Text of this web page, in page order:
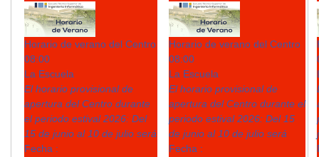
Horario de verano del Centro
08:00
La Escuela
El horario provisional de
apertura del Centro durante
el periodo estival 2026: Del
15 de junio al 10 de julio será
Fecha :
Horario de verano del Centro
08:00
La Escuela
El horario provisional de
apertura del Centro durante el
periodo estival 2026: Del 15
de junio al 10 de julio será
Fecha :